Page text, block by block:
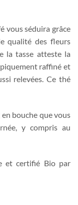
vous séduira grâce
qualité des fleurs
la tasse atteste la
raffiné et
relevées. Ce thé
bouche que vous
y compris au
et certifié Bio par